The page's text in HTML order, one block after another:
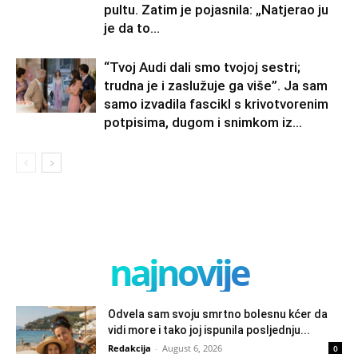
pultu. Zatim je pojasnila: „Natjerao ju
je da to...
“Tvoj Audi dali smo tvojoj sestri;
trudna je i zaslužuje ga više”. Ja sam
samo izvadila fascikl s krivotvorenim
potpisima, dugom i snimkom iz...
najnovije
Odvela sam svoju smrtno bolesnu kćer da
vidi more i tako joj ispunila posljednju...
Redakcija - August 6, 2026 0